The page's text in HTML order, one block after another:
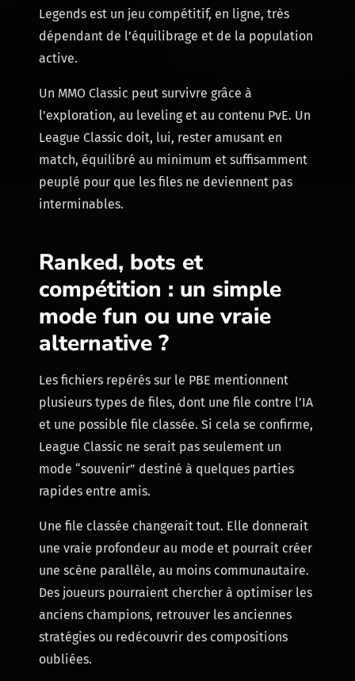
Legends est un jeu compétitif, en ligne, très
dépendant de l’équilibrage et de la population
active.
Un MMO Classic peut survivre grâce à
l’exploration, au leveling et au contenu PvE. Un
League Classic doit, lui, rester amusant en
match, équilibré au minimum et suffisamment
peuplé pour que les files ne deviennent pas
interminables.
Ranked, bots et
compétition : un simple
mode fun ou une vraie
alternative ?
Les fichiers repérés sur le PBE mentionnent
plusieurs types de files, dont une file contre l’IA
et une possible file classée. Si cela se confirme,
League Classic ne serait pas seulement un
mode “souvenir” destiné à quelques parties
rapides entre amis.
Une file classée changerait tout. Elle donnerait
une vraie profondeur au mode et pourrait créer
une scène parallèle, au moins communautaire.
Des joueurs pourraient chercher à optimiser les
anciens champions, retrouver les anciennes
stratégies ou redécouvrir des compositions
oubliées.